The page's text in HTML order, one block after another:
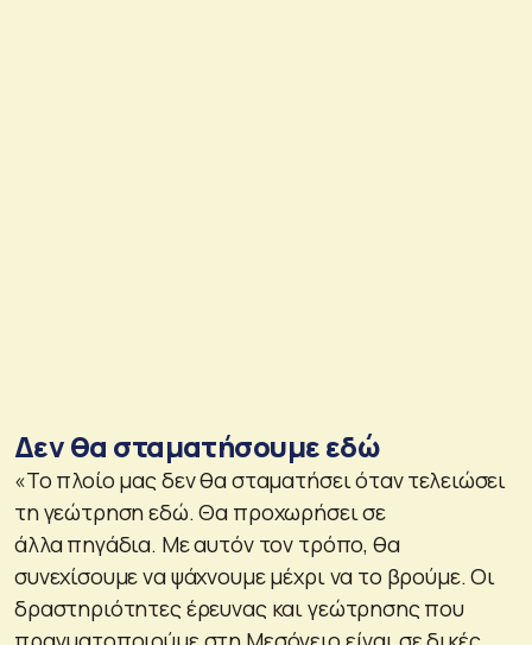
Δεν θα σταματήσουμε εδώ
«Το πλοίο μας δεν θα σταματήσει όταν τελειώσει
τη γεώτρηση εδώ. Θα προχωρήσει σε
άλλα πηγάδια. Με αυτόν τον τρόπο, θα
συνεχίσουμε να ψάχνουμε μέχρι να το βρούμε. Οι
δραστηριότητες έρευνας και γεώτρησης που